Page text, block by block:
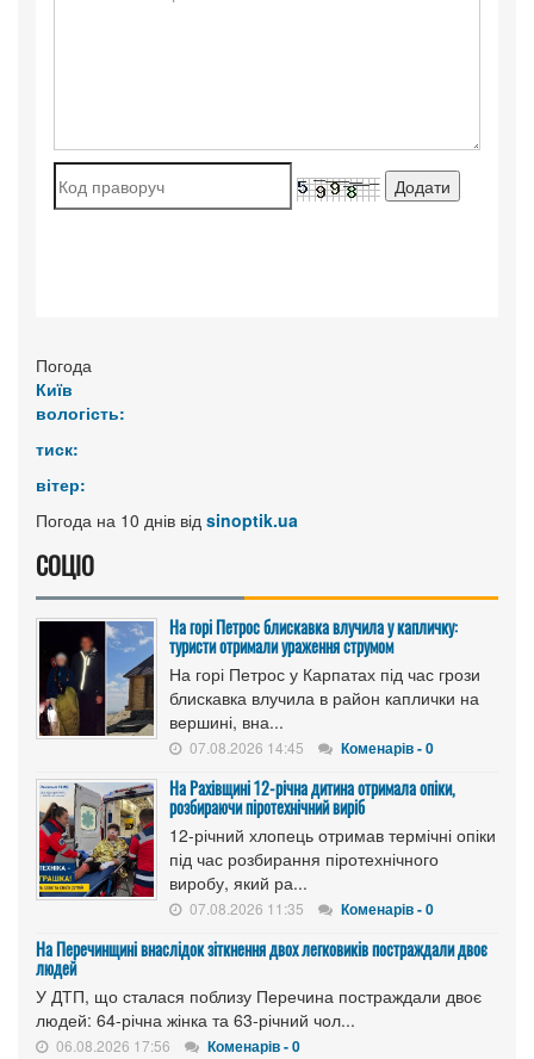
Погода
Київ
вологість:
тиск:
вітер:
Погода на 10 днів від sinoptik.ua
СОЦІО
На горі Петрос блискавка влучила у капличку:
туристи отримали ураження струмом
На горі Петрос у Карпатах під час грози
блискавка влучила в район каплички на
вершині, вна...
07.08.2026 14:45 Коменарів - 0
На Рахівщині 12-річна дитина отримала опіки,
розбираючи піротехнічний виріб
12-річний хлопець отримав термічні опіки
під час розбирання піротехнічного
виробу, який ра...
07.08.2026 11:35 Коменарів - 0
На Перечинщині внаслідок зіткнення двох легковиків постраждали двоє
людей
У ДТП, що сталася поблизу Перечина постраждали двоє
людей: 64-річна жінка та 63-річний чол...
06.08.2026 17:56 Коменарів - 0